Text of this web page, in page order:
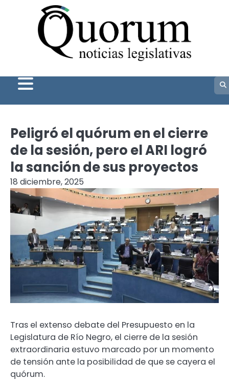
Peligró el quórum en el cierre
de la sesión, pero el ARI logró
la sanción de sus proyectos
18 diciembre, 2025
Tras el extenso debate del Presupuesto en la
Legislatura de Río Negro, el cierre de la sesión
extraordinaria estuvo marcado por un momento
de tensión ante la posibilidad de que se cayera el
quórum.